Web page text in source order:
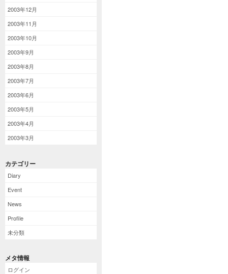
2003年12月
2003年11月
2003年10月
2003年9月
2003年8月
2003年7月
2003年6月
2003年5月
2003年4月
2003年3月
カテゴリー
Diary
Event
News
Profile
未分類
メタ情報
ログイン